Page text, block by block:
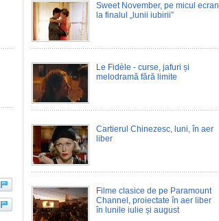
Sweet November, pe micul ecran
la finalul „lunii iubirii”
Le Fidèle - curse, jafuri și
melodramă fără limite
Cartierul Chinezesc, luni, în aer
liber
Filme clasice de pe Paramount
Channel, proiectate în aer liber
în lunile iulie și august